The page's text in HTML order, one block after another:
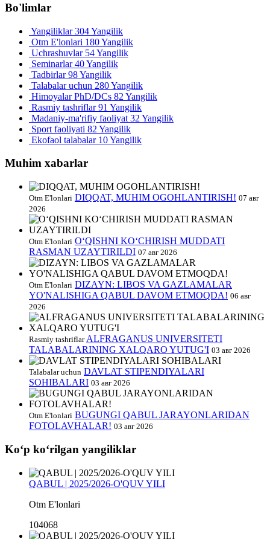
Bo'limlar
Yangiliklar304 Yangilik
Otm E'lonlari 180 Yangilik
Uchrashuvlar 54 Yangilik
Seminarlar40 Yangilik
Tadbirlar98 Yangilik
Talabalar uchun 280 Yangilik
Himoyalar PhD/DCs 82 Yangilik
Rasmiy tashriflar91 Yangilik
Madaniy-ma'rifiy faoliyat 32 Yangilik
Sport faoliyati 82 Yangilik
Ekofaol talabalar 10 Yangilik
Muhim xabarlar
Otm E'lonlari DIQQAT, MUHIM OGOHLANTIRISH! 07 авг
2026
Otm E'lonlari O‘QISHNI KO‘CHIRISH MUDDATI
RASMAN UZAYTIRILDI 07 авг 2026
Otm E'lonlari DIZAYN: LIBOS VA GAZLAMALAR
YO'NALISHIGA QABUL DAVOM ETMOQDA! 06 авг
2026
Rasmiy tashriflar ALFRAGANUS UNIVERSITETI
TALABALARINING XALQARO YUTUG'I 03 авг 2026
Talabalar uchun DAVLAT STIPENDIYALARI
SOHIBALARI 03 авг 2026
Otm E'lonlari BUGUNGI QABUL JARAYONLARIDAN
FOTOLAVHALAR! 03 авг 2026
Koʻp koʻrilgan yangiliklar
QABUL | 2025/2026-O'QUV YILI
Otm E'lonlari
104068